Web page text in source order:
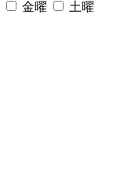
金曜 土曜